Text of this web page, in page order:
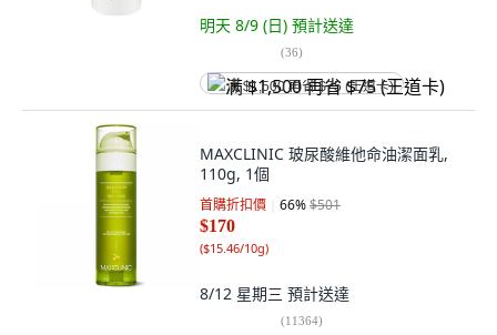
明天 8/9 (日) 預計送達
(36)
满 $1,500 再省 $75 (王道卡)
MAXCLINIC 玻尿酸維他命油潔面乳,
110g, 1個
首購折扣價 66%$501
$170
($15.46/10g)
8/12 星期三 預計送達
(11364)